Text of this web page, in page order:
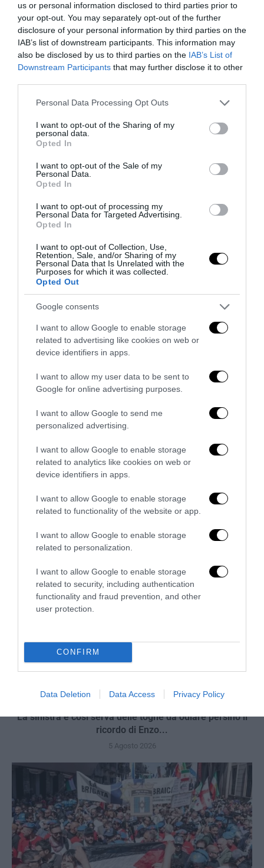
us or personal information disclosed to third parties prior to
your opt-out. You may separately opt-out of the further
disclosure of your personal information by third parties on the
IAB’s list of downstream participants. This information may
also be disclosed by us to third parties on the IAB’s List of
Downstream Participants that may further disclose it to other
Please note that this website/app uses one or more Google
not limited to your visit or usage behaviour. You may click to
grant or deny consent to Google and its third-party tags to
use your data for below specified purposes in below Google
consent section.
Personal Data Processing Opt Outs
I want to opt-out of the Sharing of my
personal data.
Opted In
I want to opt-out of the Sale of my
Personal Data.
Opted In
I want to opt-out of processing my
Personal Data for Targeted Advertising.
Opted In
I want to opt-out of Collection, Use,
Retention, Sale, and/or Sharing of my
Personal Data that Is Unrelated with the
Purposes for which it was collected.
Opted Out
Google consents
I want to allow Google to enable storage
related to advertising like cookies on web or
device identifiers in apps.
I want to allow my user data to be sent to
Google for online advertising purposes.
I want to allow Google to send me
personalized advertising.
I want to allow Google to enable storage
related to analytics like cookies on web or
device identifiers in apps.
I want to allow Google to enable storage
related to functionality of the website or app.
I want to allow Google to enable storage
related to personalization.
I want to allow Google to enable storage
related to security, including authentication
functionality and fraud prevention, and other
user protection.
CONFIRM
Data Deletion Data Access Privacy Policy
Bonaccini e il mito delle barricate di Parma: quando
l’antifascismo copia il fascismo
Remigrazione, il Copasir riconosce all’antifascismo il
La Camera boccia il patentino antifascista per parlare a
Montecitorio: palo clamoroso del Pd
La sinistra è così serva delle toghe da odiare persino il
ricordo di Enzo...
5 Agosto 2026